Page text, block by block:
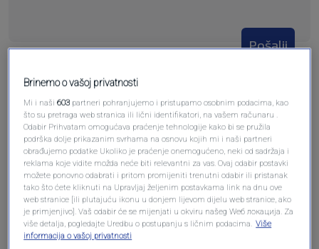
Pošalji
Pošalji komentar
Brinemo o vašoj privatnosti
Mi i naši603 partneri pohranjujemo i pristupamo osobnim podacima, kao
što su pretraga web stranica ili lični identifikatori, na vašem računaru .
Odabir Prihvatam omogućava praćenje tehnologije kako bi se pružila
podrška dolje prikazanim svrhama na osnovu kojih mi i naši partneri
obrađujemo podatke Ukoliko je praćenje onemogućeno, neki od sadržaja i
reklama koje vidite možda neće biti relevantni za vas. Ovaj odabir postavki
možete ponovno odabrati i pritom promijeniti trenutni odabir ili pristanak
tako što ćete kliknuti na Upravljaj željenim postavkama link na dnu ove
web stranice [ili plutajuću ikonu u donjem lijevom dijelu web stranice, ako
je primjenjivo]. Vaš odabir će se mijenjati u okviru našeg Wеб локација. Za
više detalja, pogledajte Uredbu o postupanju s ličnim podacima. Više
informacija o vašoj privatnosti